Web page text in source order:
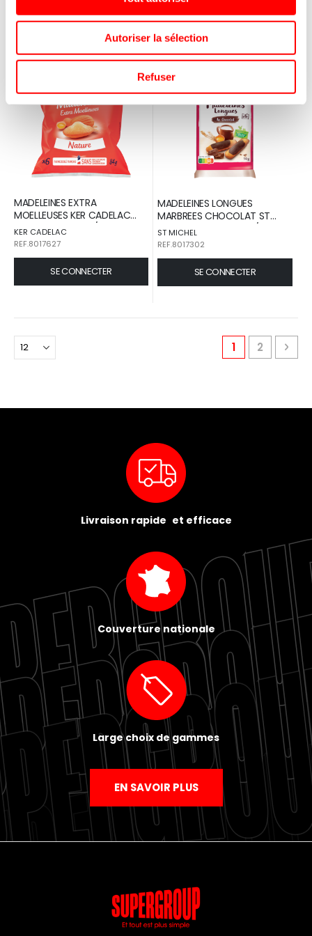
Autoriser la sélection
Refuser
MADELEINES EXTRA
MOELLEUSES KER CADELAC
BARQUETTE 84 G / 24
KER CADELAC
REF.8017627
SE CONNECTER
MADELEINES LONGUES
MARBREES CHOCOLAT ST
MICHEL SACHET 90 G / 20
ST MICHEL
REF.8017302
SE CONNECTER
Page
You're
1 Page
2
Livraison rapide et efficace
Couverture nationale
Large choix de gammes
EN SAVOIR PLUS